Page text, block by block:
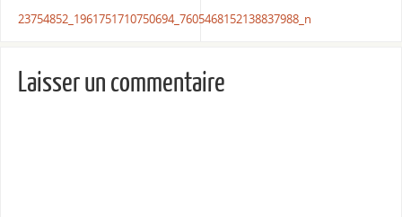
23754852_1961751710750694_7605468152138837988_n
Laisser un commentaire